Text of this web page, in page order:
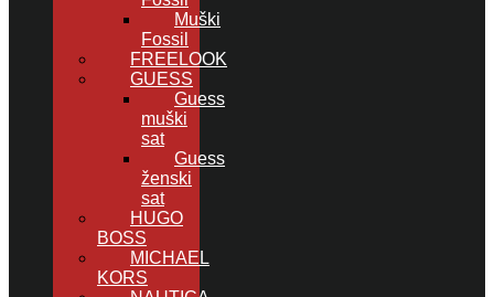
Muški
Fossil
FREELOOK
GUESS
Guess
muški
sat
Guess
ženski
sat
HUGO
BOSS
MICHAEL
KORS